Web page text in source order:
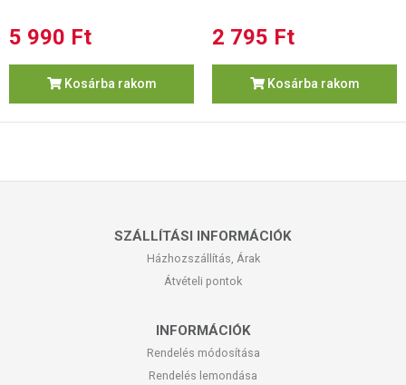
5 990 Ft
Kosárba rakom
2 795 Ft
Kosárba rakom
SZÁLLÍTÁSI INFORMÁCIÓK
Házhozszállítás, Árak
Átvételi pontok
INFORMÁCIÓK
Rendelés módosítása
Rendelés lemondása